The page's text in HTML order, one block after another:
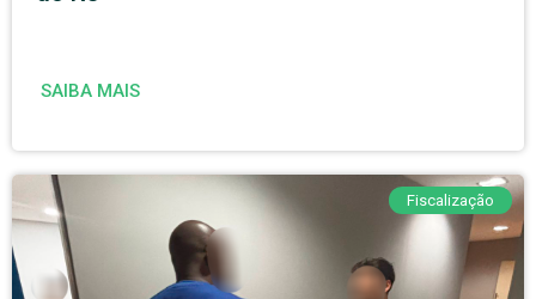
SAIBA MAIS
Fiscalização